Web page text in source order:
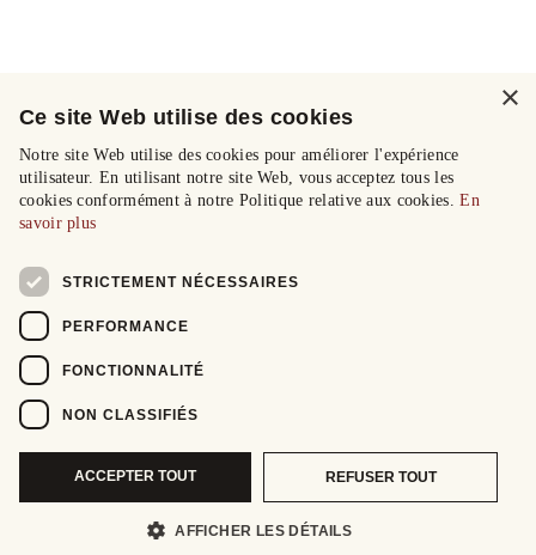
×
Ce site Web utilise des cookies
Notre site Web utilise des cookies pour améliorer l'expérience
utilisateur. En utilisant notre site Web, vous acceptez tous les
cookies conformément à notre Politique relative aux cookies.En
savoir plus
STRICTEMENT NÉCESSAIRES
PERFORMANCE
FONCTIONNALITÉ
NON CLASSIFIÉS
ACCEPTER TOUT REFUSER TOUT
AFFICHER LES DÉTAILS